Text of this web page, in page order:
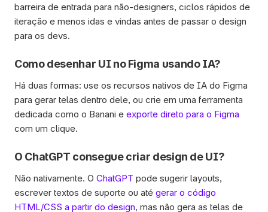
barreira de entrada para não-designers, ciclos rápidos de
iteração e menos idas e vindas antes de passar o design
para os devs.
Como desenhar UI no Figma usando IA?
Há duas formas: use os recursos nativos de IA do Figma
para gerar telas dentro dele, ou crie em uma ferramenta
dedicada como o Banani e exporte direto para o Figma
com um clique.
O ChatGPT consegue criar design de UI?
Não nativamente. O ChatGPT pode sugerir layouts,
escrever textos de suporte ou até gerar o código
HTML/CSS a partir do design, mas não gera as telas de